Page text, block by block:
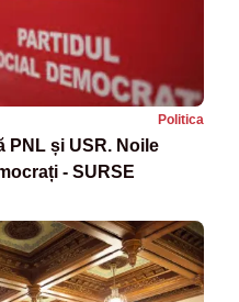
Politica
PNL și USR. Noile
- SURSE